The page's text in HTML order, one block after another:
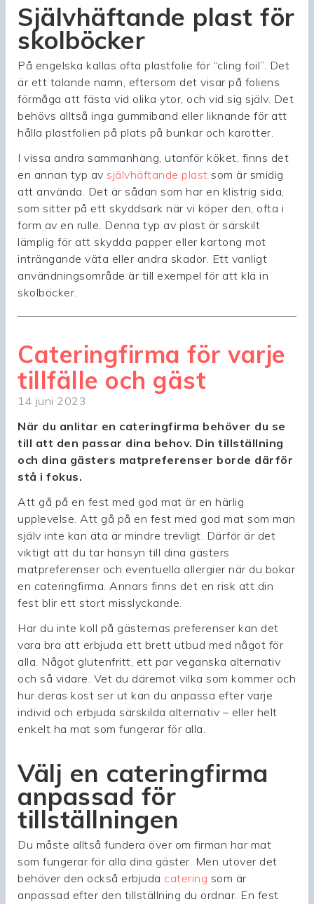
Självhäftande plast för
skolböcker
På engelska kallas ofta plastfolie för “cling foil”. Det
är ett talande namn, eftersom det visar på foliens
förmåga att fästa vid olika ytor, och vid sig själv. Det
behövs alltså inga gummiband eller liknande för att
hålla plastfolien på plats på bunkar och karotter.
I vissa andra sammanhang, utanför köket, finns det
en annan typ avsjälvhäftande plast som är smidig
att använda. Det är sådan som har en klistrig sida,
som sitter på ett skyddsark när vi köper den, ofta i
form av en rulle. Denna typ av plast är särskilt
lämplig för att skydda papper eller kartong mot
inträngande väta eller andra skador. Ett vanligt
användningsområde är till exempel för att klä in
skolböcker.
Cateringfirma för varje
tillfälle och gäst
14 juni 2023
När du anlitar en cateringfirma behöver du se
till att den passar dina behov. Din tillställning
och dina gästers matpreferenser borde därför
stå i fokus.
Att gå på en fest med god mat är en härlig
upplevelse. Att gå på en fest med god mat som man
själv inte kan äta är mindre trevligt. Därför är det
viktigt att du tar hänsyn till dina gästers
matpreferenser och eventuella allergier när du bokar
en cateringfirma. Annars finns det en risk att din
fest blir ett stort misslyckande.
Har du inte koll på gästernas preferenser kan det
vara bra att erbjuda ett brett utbud med något för
alla. Något glutenfritt, ett par veganska alternativ
och så vidare. Vet du däremot vilka som kommer och
hur deras kost ser ut kan du anpassa efter varje
individ och erbjuda särskilda alternativ – eller helt
enkelt ha mat som fungerar för alla.
Välj en cateringfirma
anpassad för
tillställningen
Du måste alltså fundera över om firman har mat
som fungerar för alla dina gäster. Men utöver det
behöver den också erbjuda catering som är
anpassad efter den tillställning du ordnar. En fest